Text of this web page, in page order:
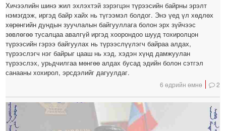
Хичээлийн шинэ жил эхлэхтэй зэрэгцэн түрээсийн байрны эрэлт
нэмэгдэж, иргэд байр хайх нь түгээмэл болдог. Энэ үед үл хөдлөх
хөрөнгийн дундын зуучлалын байгууллага болон эрх зүйчээс
зөвлөгөө тусалцаа авалгүй иргэд хоорондоо шууд тохиролцон
түрээсийн гэрээ байгуулах нь түрээслүүлэгч байраа алдах,
түрээслэгч нэг байрыг цааш нь хэд, хэдэн хүнд дамжуулан
түрээслэх, урьдчилгаа мөнгөө алдах бусад эдийн болон сэтгэл
санааны хохирол, эрсдэлийг дагуулдаг.
6 өдрийн өмнө 2